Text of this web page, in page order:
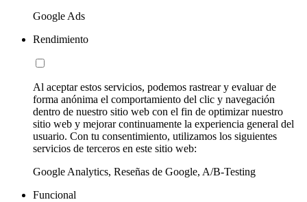
Google Ads
Rendimiento
Al aceptar estos servicios, podemos rastrear y evaluar de
forma anónima el comportamiento del clic y navegación
dentro de nuestro sitio web con el fin de optimizar nuestro
sitio web y mejorar continuamente la experiencia general del
usuario. Con tu consentimiento, utilizamos los siguientes
servicios de terceros en este sitio web:
Google Analytics, Reseñas de Google, A/B-Testing
Funcional